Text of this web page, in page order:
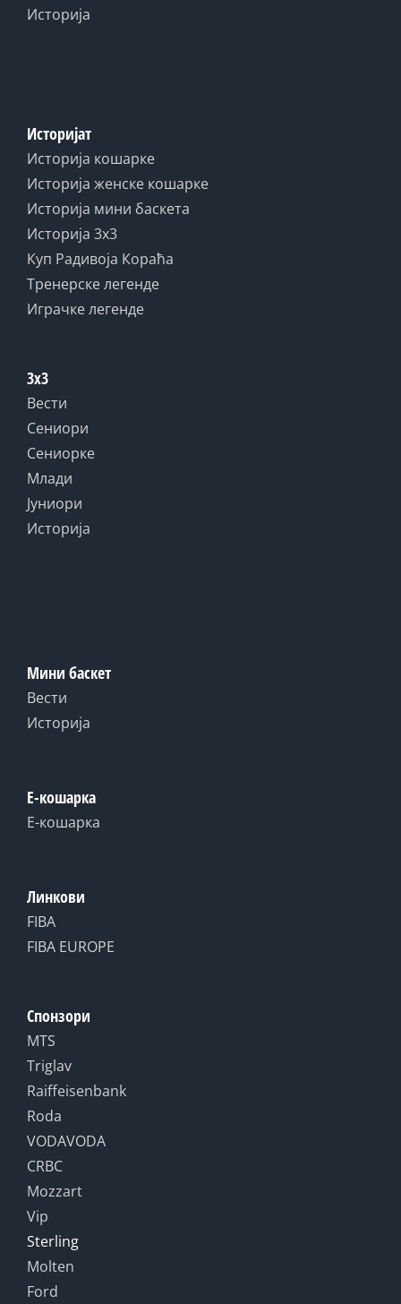
Историја
Историјат
Историја кошарке
Историја женске кошарке
Историја мини баскета
Историја 3x3
Куп Радивоја Кораћа
Тренерске легенде
Играчке легенде
3x3
Вести
Сениори
Сениорке
Млади
Јуниори
Историја
Мини баскет
Вести
Историја
Е-кошарка
Е-кошарка
Линкови
FIBA
FIBA EUROPE
Спонзори
MTS
Triglav
Raiffeisenbank
Roda
VODAVODA
CRBC
Mozzart
Vip
Sterling
Molten
Ford